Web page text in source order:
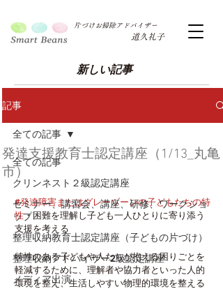
片づけお掃除アドバイザー
道久礼子
新しい記事
記事
全ての記事
クリンネスト２級認定講座
セミナー、講習会、講座、研修、ワークショ
ップ
整理収納教育士認定講座（子どもの片づけ）
整理収納アドバイザー2級認定講座
メディア出演
全ての記事
発達支援教育士認定講座（1/13_丸亀
市）
#発達障害またはグレーゾーンの子どもたちの特
性・困難を理解し子ども一人ひとりに寄り添う
支援を考える
特性のある子どもや人たちが抱える困りごとを
軽減するために、理解者や協力者といった人的
環境を整え、生活しやすい物理的環境を整える